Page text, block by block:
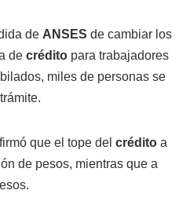
de ANSES de cambiar los
de crédito para trabajadores
miles de personas se
que el tope del crédito a
de pesos, mientras que a